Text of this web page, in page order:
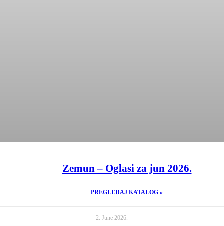
Zemun – Oglasi za jun 2026.
PREGLEDAJ KATALOG »
2. June 2026.